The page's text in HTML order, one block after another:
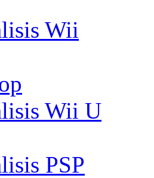
Wii
Wii U
PSP